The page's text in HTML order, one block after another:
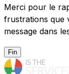
Merci pour le
frustrations que
message dans
Fin